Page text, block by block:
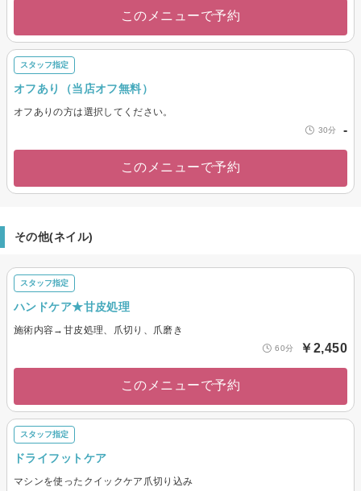
このメニューで予約
スタッフ指定
オフあり（当店オフ無料）
オフありの方は選択してください。
30分 -
このメニューで予約
その他(ネイル)
スタッフ指定
ハンドケア★甘皮処理
施術内容→甘皮処理、爪切り、爪磨き
60分 ￥2,450
このメニューで予約
スタッフ指定
ドライフットケア
マシンを使ったクイックケア爪切り込み